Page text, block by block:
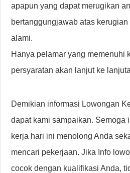
apapun yang dapat merugikan
bertanggungjawab atas
alami.
Hanya pelamar yang memenuhi
persyaratan akan lanjut ke
Demikian informasi Lowongan
dapat kami sampaikan. Semoga
kerja hari ini menolong Anda
mencari pekerjaan. Jika Info
cocok dengan kualifikasi Anda,